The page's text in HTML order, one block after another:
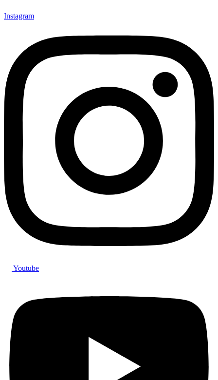
Instagram
Youtube